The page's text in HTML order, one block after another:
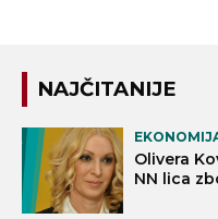
NAJČITANIJE
Olivera
NN lica